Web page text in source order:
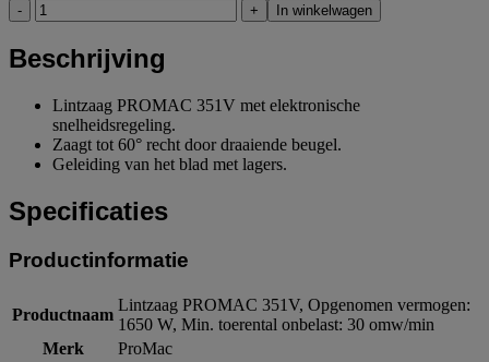
- + In winkelwagen
Beschrijving
Lintzaag PROMAC 351V met elektronische
snelheidsregeling.
Zaagt tot 60° recht door draaiende beugel.
Geleiding van het blad met lagers.
Specificaties
Productinformatie
Productnaam
Lintzaag PROMAC 351V, Opgenomen vermogen:
1650 W, Min. toerental onbelast: 30 omw/min
Merk
ProMac